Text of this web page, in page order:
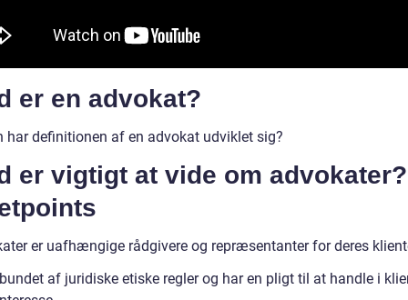
er en advokat?
har definitionen af en advokat udviklet sig?
er vigtigt at vide om
er uafhængige rådgivere og repræsentanter for deres
af juridiske etiske regler og har en pligt til at handle i